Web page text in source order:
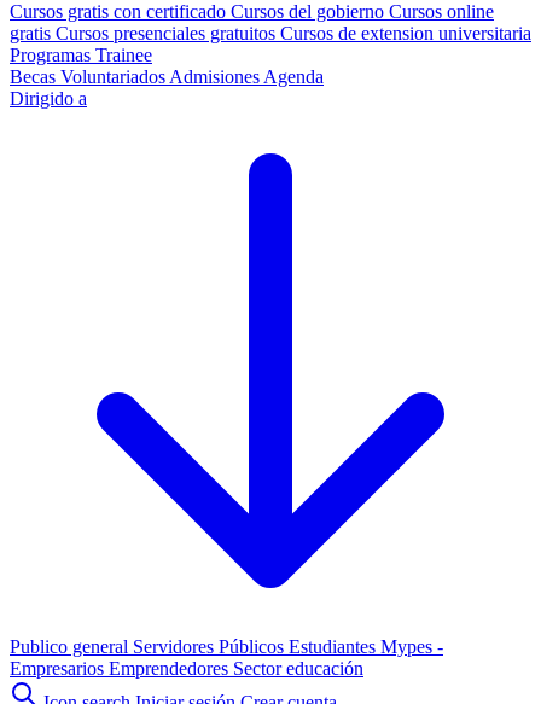
Cursos gratis con certificado Cursos del gobierno Cursos online
gratis Cursos presenciales gratuitos Cursos de extension universitaria
Programas Trainee
Becas Voluntariados Admisiones Agenda
Dirigido a
Publico general Servidores Públicos Estudiantes Mypes -
Empresarios Emprendedores Sector educación